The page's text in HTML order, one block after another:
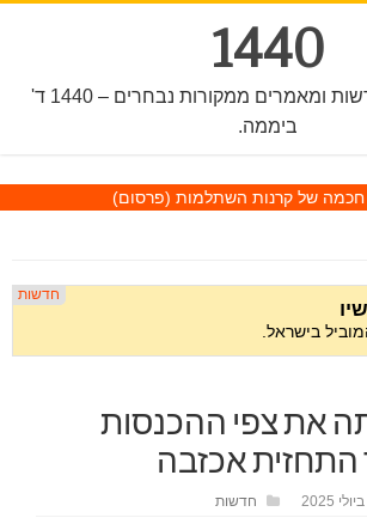
1440
חדשות, מבזקי חדשות ומאמרים ממקורות נבחרים – 1440 ד'
ביממה.
חכמה של קרנות השתלמות (פרסום)
את צפי ההכנסות
התחזית אכזבה
חדשות